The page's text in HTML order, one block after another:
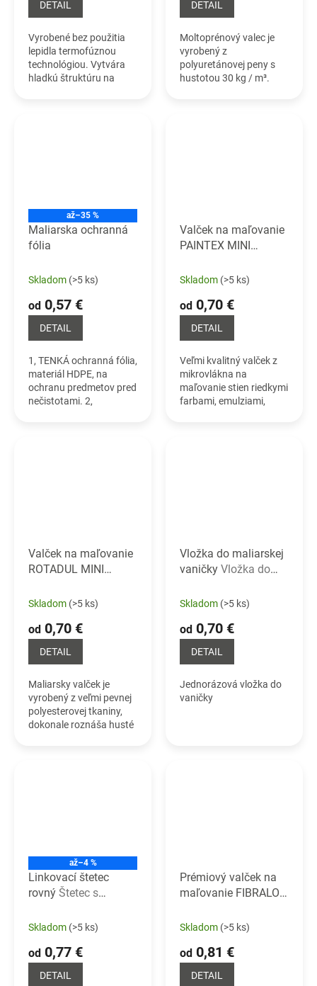
DETAIL
Vyrobené bez použitia
lepidla termofúznou
technológiou. Vytvára
hladkú štruktúru na
DETAIL
Moltoprénový valec je
vyrobený z
polyuretánovej peny s
hustotou 30 kg / m³.
až–35 %
Maliarska ochranná
fólia
Skladom (>5 ks)
od 0,57 €
DETAIL
1, TENKÁ ochranná fólia,
materiál HDPE, na
ochranu predmetov pred
nečistotami. 2,
Valček na maľovanie
PAINTEX MINI
maliarsky valček
Skladom (>5 ks)
od 0,70 €
DETAIL
Veľmi kvalitný valček z
mikrovlákna na
maľovanie stien riedkymi
farbami, emulziami,
Valček na maľovanie
ROTADUL MINI
husté farby
Skladom (>5 ks)
od 0,70 €
DETAIL
Maliarsky valček je
vyrobený z veľmi pevnej
polyesterovej tkaniny,
dokonale roznáša husté
Vložka do maliarskej
vaničky Vložka do
Skladom (>5 ks)
od 0,70 €
DETAIL
Jednorázová vložka do
vaničky
až–4 %
Linkovací štetec
rovný Štetec s
maľovanie detailov.
Skladom (>5 ks)
od 0,77 €
DETAIL
Prémiový valček na
maľovanie FIBRALON
maliarsky valček
Skladom (>5 ks)
od 0,81 €
DETAIL